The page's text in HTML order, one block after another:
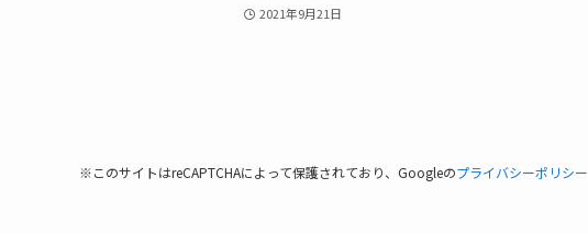
2021年9月21日
※このサイトはreCAPTCHAによって保護されており、Googleのプライバシーポリシー